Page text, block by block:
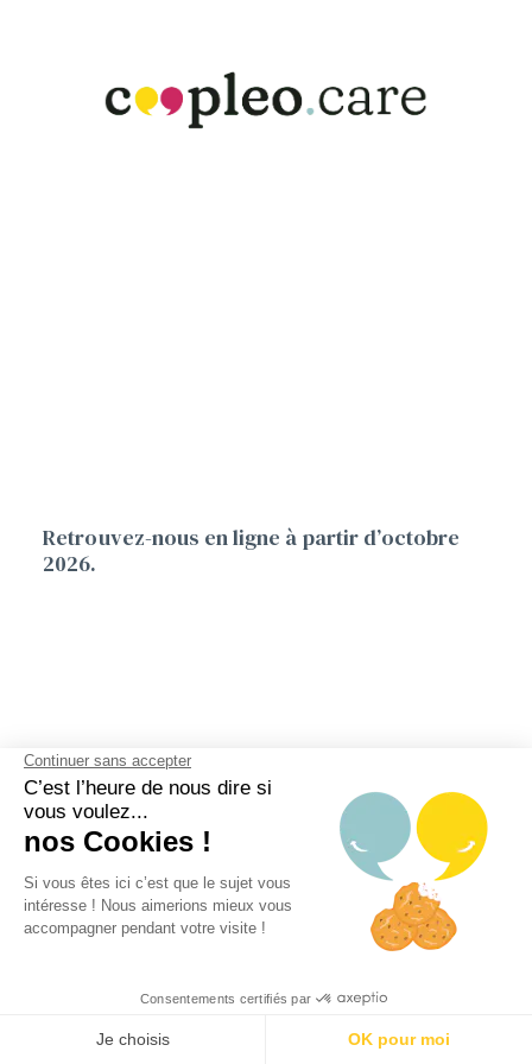
Retrouvez-nous en ligne à partir d’octobre
2026.